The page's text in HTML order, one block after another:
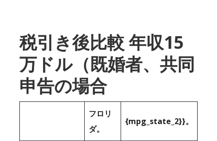
税引き後比較 年収15
万ドル（既婚者、共同
申告の場合
フロリ
ダ。
{mpg_state_2}}。